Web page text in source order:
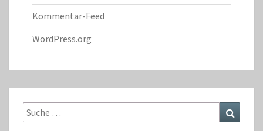
Kommentar-Feed
WordPress.org
Suche
nach: